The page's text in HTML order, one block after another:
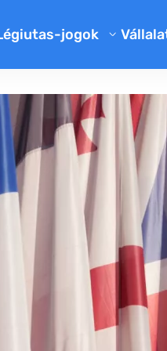
jogok
Járatkésés kártérítés
Járatkésés kártérítés
Járattörlés kártérítés
Elveszett poggyász kártérítés
Beszállás megtagadása
Légitársasági kártérítés
Légitársaságokkal
Utasjogi szabályok
Blog
GYIK